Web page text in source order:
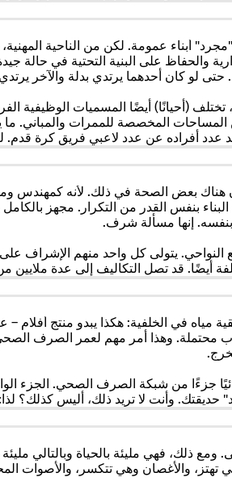
أبناء عمومة. لكن من الناحية المهنية،
والحفاظ على البنية التحتية في حالة
حتى لو كان أحدهما يرتدي بدلة والآخر
عدد أفراده عن عدد لاعبي فريق كرة
بعض الصحة في ذلك. لأنه كمهندس
البناء بنفس القدر من التكرار. مجهز
بنفسه. إنها مسألة شرف.
النواحي. يتولى كل واحد منهم الإشراف
أيضًا. قد تصل التكاليف إلى عدة ملايين
مياه في الخلفية: هكذا يبدو منتج أفلام –
وهذا أمر مهم لعمر الصرف الصحي
جزءًا من شبكة الصرف الصحي.
وأنت لا تريد ذلك، أليس كذلك؟
ومع ذلك، فهي مليئة بالحياة وبالتالي
والأغصان وهي تتكسر، والأصوات